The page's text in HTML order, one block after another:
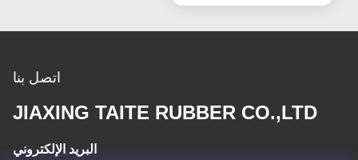
اتصل بنا
JIAXING TAITE RUBBER CO.,LTD
البريد الإلكتروني